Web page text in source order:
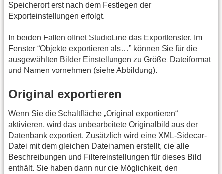
Speicherort erst nach dem Festlegen der
Exporteinstellungen erfolgt.
In beiden Fällen öffnet StudioLine das Exportfenster. Im
Fenster “Objekte exportieren als…” können Sie für die
ausgewählten Bilder Einstellungen zu Größe, Dateiformat
und Namen vornehmen (siehe Abbildung).
Original exportieren
Wenn Sie die Schaltfläche „Original exportieren“
aktivieren, wird das unbearbeitete Originalbild aus der
Datenbank exportiert. Zusätzlich wird eine XML-Sidecar-
Datei mit dem gleichen Dateinamen erstellt, die alle
Beschreibungen und Filtereinstellungen für dieses Bild
enthält. Sie haben dann nur die Möglichkeit, den